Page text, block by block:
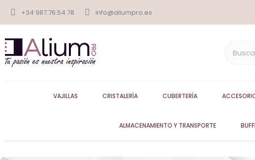
+34 987.76.54.78 info@aliumpro.es
VAJILLAS CRISTALERÍA CUBERTERÍA
ALMACENAMIENTO Y TRANSPORTE